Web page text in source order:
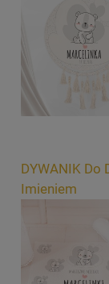
DYWANIK Do
Imieniem